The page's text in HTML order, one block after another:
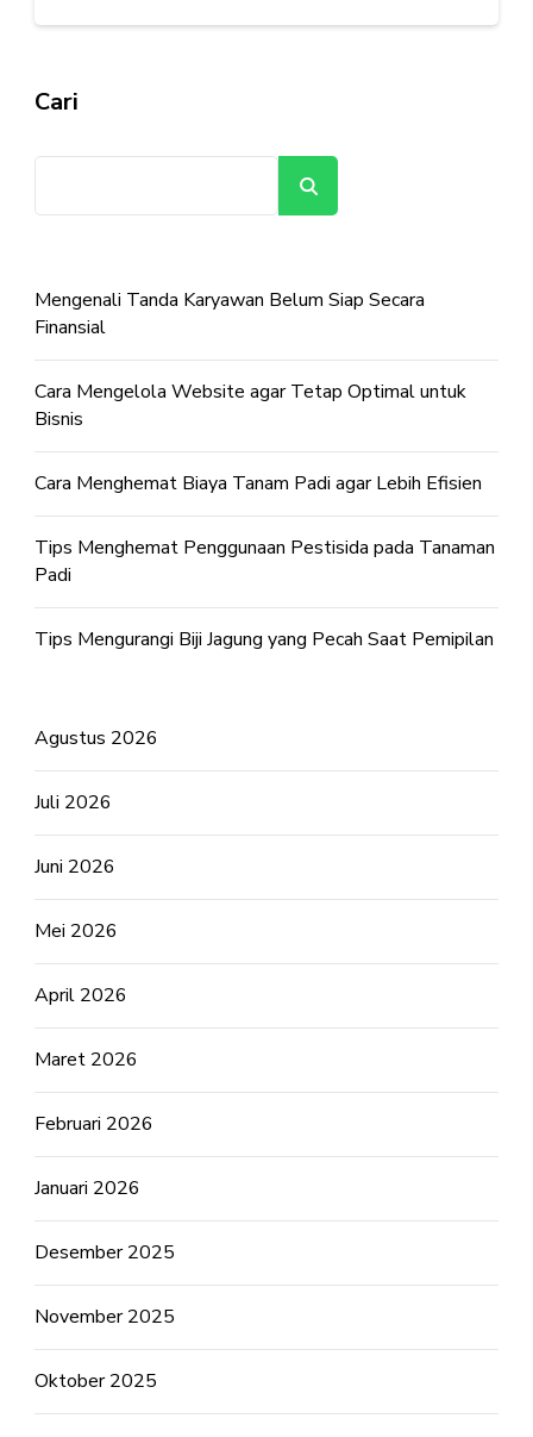
Cari
Mengenali Tanda Karyawan Belum Siap Secara
Finansial
Cara Mengelola Website agar Tetap Optimal untuk
Bisnis
Cara Menghemat Biaya Tanam Padi agar Lebih Efisien
Tips Menghemat Penggunaan Pestisida pada Tanaman
Padi
Tips Mengurangi Biji Jagung yang Pecah Saat Pemipilan
Agustus 2026
Juli 2026
Juni 2026
Mei 2026
April 2026
Maret 2026
Februari 2026
Januari 2026
Desember 2025
November 2025
Oktober 2025